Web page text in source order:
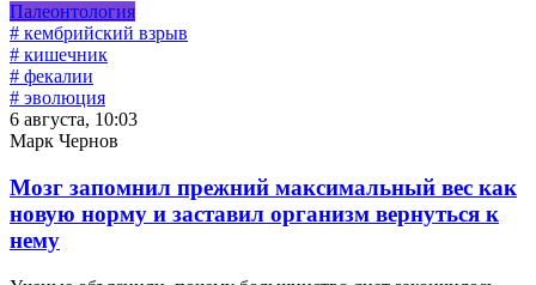
Палеонтология
# кембрийский взрыв
# кишечник
# фекалии
# эволюция
6 августа, 10:03
Марк Чернов
Мозг запомнил прежний максимальный вес как
новую норму и заставил организм вернуться к
нему